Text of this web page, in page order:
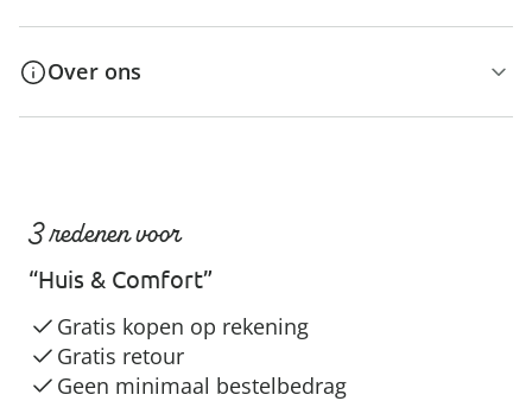
Over ons
3 redenen voor
“Huis & Comfort”
Gratis kopen op rekening
Gratis retour
Geen minimaal bestelbedrag